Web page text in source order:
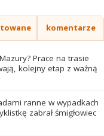
komentarze
Prace na trasie
kolejny etap z ważną
ranne w wypadkach
zabrał śmigłowiec